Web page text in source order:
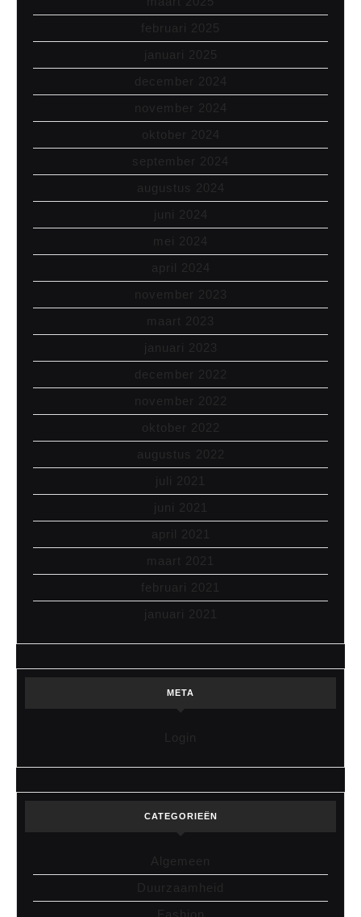
februari 2025
januari 2025
december 2024
november 2024
oktober 2024
september 2024
augustus 2024
juni 2024
mei 2024
april 2024
november 2023
maart 2023
januari 2023
december 2022
november 2022
oktober 2022
augustus 2022
juli 2021
juni 2021
april 2021
maart 2021
februari 2021
januari 2021
META
Login
CATEGORIEËN
Algemeen
Duurzaamheid
Fashion